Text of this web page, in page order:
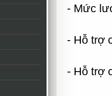
- Mức
- Hỗ trợ
- Hỗ trợ